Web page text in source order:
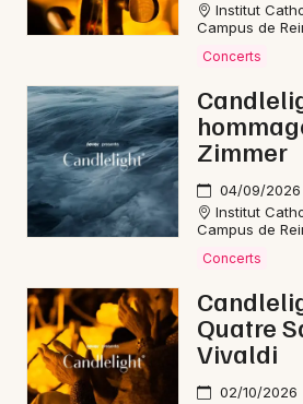
Newsletter des sorties
Artistes en tournée
Actus à Vitry-le-François
Magazine à Vitry-le-François
Institut
Campus de
Concerts
Zimmer
04/09/
Institut
Campus de
Concerts
Quatre
Vivaldi
02/10/